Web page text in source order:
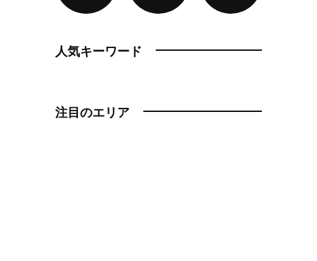
人気キーワード
注目のエリア